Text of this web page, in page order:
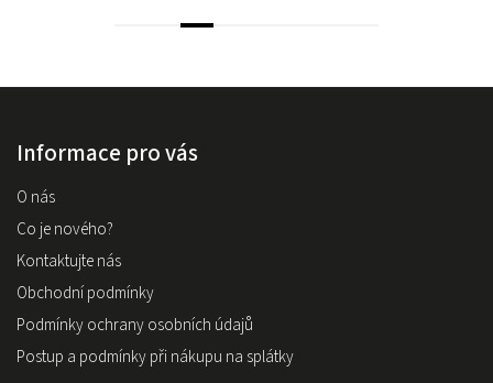
Informace pro vás
O nás
Co je nového?
Kontaktujte nás
Obchodní podmínky
Podmínky ochrany osobních údajů
Postup a podmínky při nákupu na splátky